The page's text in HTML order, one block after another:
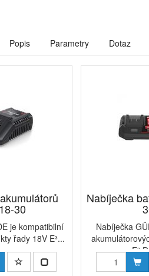
Popis Parametry Dotaz
30
je kompatibilní
řady 18V E³...
Nabíječka
Nabíječka